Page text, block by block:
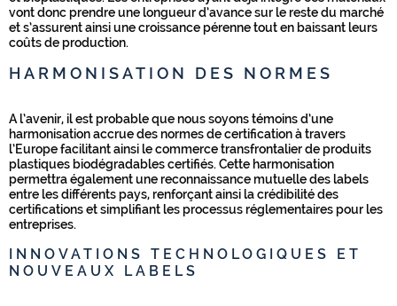
vont donc prendre une longueur d’avance sur le reste du marché
et s’assurent ainsi une croissance pérenne tout en baissant leurs
coûts de production.
HARMONISATION DES NORMES
A l’avenir, il est probable que nous soyons témoins d’une
harmonisation accrue des normes de certification à travers
l’Europe facilitant ainsi le commerce transfrontalier de produits
plastiques biodégradables certifiés. Cette harmonisation
permettra également une reconnaissance mutuelle des labels
entre les différents pays, renforçant ainsi la crédibilité des
certifications et simplifiant les processus réglementaires pour les
entreprises.
INNOVATIONS TECHNOLOGIQUES ET
NOUVEAUX LABELS